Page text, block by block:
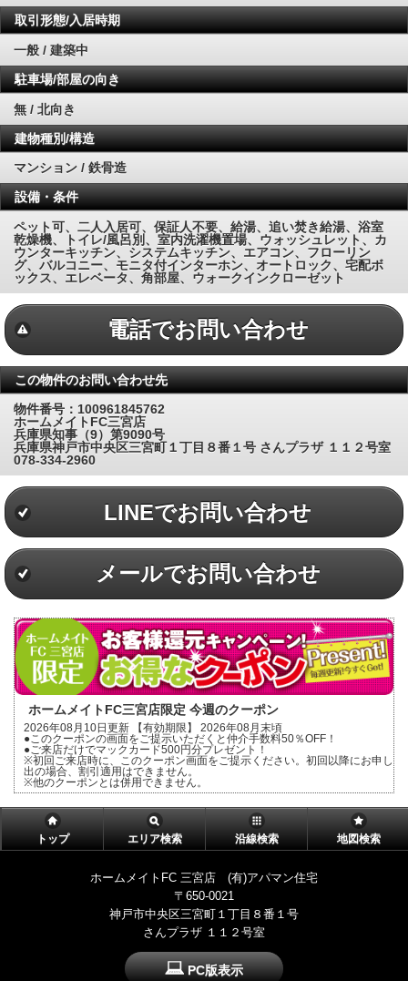
取引形態/入居時期
一般 / 建築中
駐車場/部屋の向き
無 / 北向き
建物種別/構造
マンション / 鉄骨造
設備・条件
ペット可、二人入居可、保証人不要、給湯、追い焚き給湯、浴室
乾燥機、トイレ/風呂別、室内洗濯機置場、ウォッシュレット、カ
ウンターキッチン、システムキッチン、エアコン、フローリン
グ、バルコニー、モニタ付インターホン、オートロック、宅配ボ
ックス、エレベータ、角部屋、ウォークインクローゼット
電話でお問い合わせ
この物件のお問い合わせ先
物件番号：100961845762
ホームメイトFC三宮店
兵庫県知事（9）第9090号
兵庫県神戸市中央区三宮町１丁目８番１号 さんプラザ １１２号室
078-334-2960
LINEでお問い合わせ
メールでお問い合わせ
ホームメイトFC三宮店限定 今週のクーポン
2026年08月10日更新 【有効期限】 2026年08月末頃
●このクーポンの画面をご提示いただくと仲介手数料50％OFF！
●ご来店だけでマックカード500円分プレゼント！
※初回ご来店時に、このクーポン画面をご提示ください。初回以降にお申し
出の場合、割引適用はできません。
※他のクーポンとは併用できません。
トップ エリア検索 沿線検索 地図検索
ホームメイトFC 三宮店 (有)アパマン住宅
〒650-0021
神戸市中央区三宮町１丁目８番１号
さんプラザ １１２号室
PC版表示